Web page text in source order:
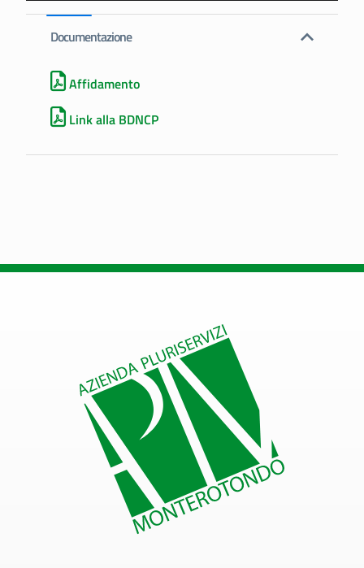
Documentazione
Affidamento
Link alla BDNCP